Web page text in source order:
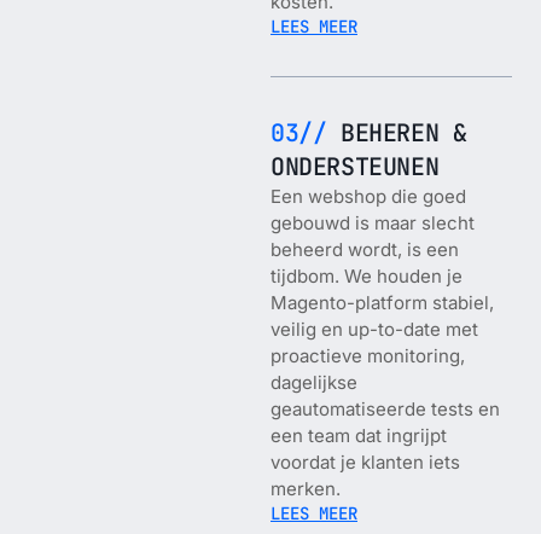
LEES MEER
03// BEHEREN &
ONDERSTEUNEN
Een webshop die goed
gebouwd is maar slecht
beheerd wordt, is een
tijdbom. We houden je
Magento-platform stabiel,
veilig en up-to-date met
proactieve monitoring,
dagelijkse
geautomatiseerde tests en
een team dat ingrijpt
voordat je klanten iets
merken.
LEES MEER